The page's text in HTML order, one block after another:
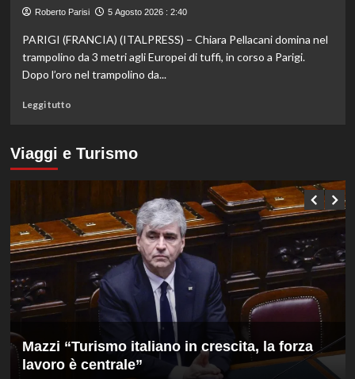
giorni
spettacolo
a
Scoglitti.
A
e
Femminile
Roberto Parisi 5 Agosto 2026 : 2:40
PARIGI (FRANCIA) (ITALPRESS) – Chiara Pellacani domina nel
trampolino da 3 metri agli Europei di tuffi, in corso a Parigi.
Dopo l’oro nel trampolino da...
Leggi tuttoLeggi
su
Tuffi,
Pellacani
dal
trampolino
3
Europei
Conte
e
Viaggi e Turismo
Mazzi “Turismo italiano in crescita, la forza
lavoro è centrale”